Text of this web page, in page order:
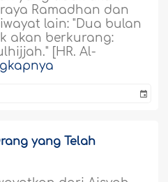
Ramadhan dan
lain: "Dua bulan
akan berkurang:
[HR. Al-
yang Telah